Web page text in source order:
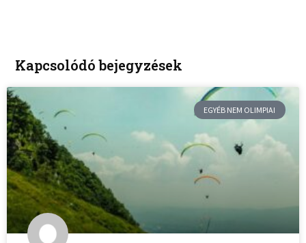
Kapcsolódó bejegyzések
EGYÉB NEM OLIMPIAI